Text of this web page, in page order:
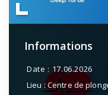
Informations
Date : 17.06.2026
Lieu : Centre de